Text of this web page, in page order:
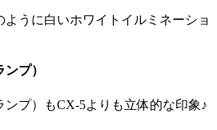
うに白いホワイトイルミネーショ
プ）
プ）もCX-5よりも立体的な印象♪